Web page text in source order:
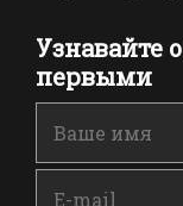
Узнавайте
первыми